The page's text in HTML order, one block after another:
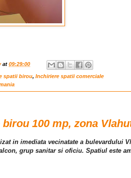
at 09:29:00
spatii birou, Inchiriere spatii comerciale
100 mp, zona
in imediata vecinatate a bulevardului
grup sanitar si oficiu. Spatiul este